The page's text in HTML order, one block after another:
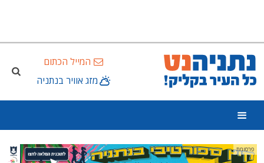
המייל הכתום
מזג אוויר בנתניה
פרסומת